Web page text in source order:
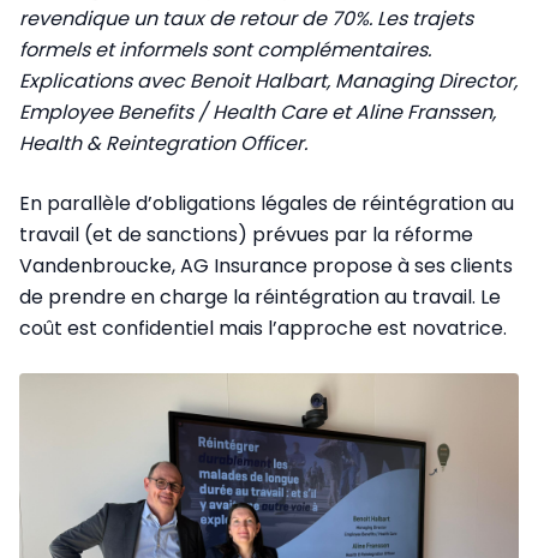
revendique un taux de retour de 70%. Les trajets
formels et informels sont complémentaires.
Explications avec Benoit Halbart, Managing Director,
Employee Benefits / Health Care et Aline Franssen,
Health & Reintegration Officer.
En parallèle d’obligations légales de réintégration au
travail (et de sanctions) prévues par la réforme
Vandenbroucke, AG Insurance propose à ses clients
de prendre en charge la réintégration au travail. Le
coût est confidentiel mais l’approche est novatrice.